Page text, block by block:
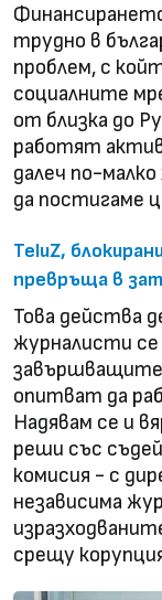
трудно в
проблем, с
социалните
от близка до
работят
далеч по-
да постигаме
TeluZ,
превръща в
Това действа
журналисти
завършващите
опитват да
Надявам се и
реши със
комисия - с
независима
срещу